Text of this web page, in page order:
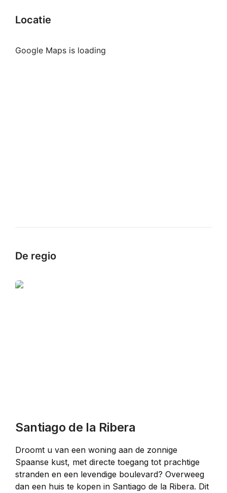
Locatie
Google Maps is loading
De regio
Santiago de la Ribera
Droomt u van een woning aan de zonnige
Spaanse kust, met directe toegang tot prachtige
stranden en een levendige boulevard? Overweeg
dan een huis te kopen in Santiago de la Ribera. Dit